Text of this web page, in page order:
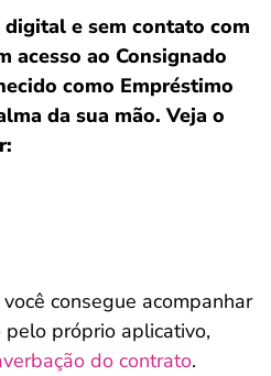
digital e sem contato com
acesso ao Consignado
como Empréstimo
da sua mão. Veja o
consegue acompanhar
próprio aplicativo,
do contrato.